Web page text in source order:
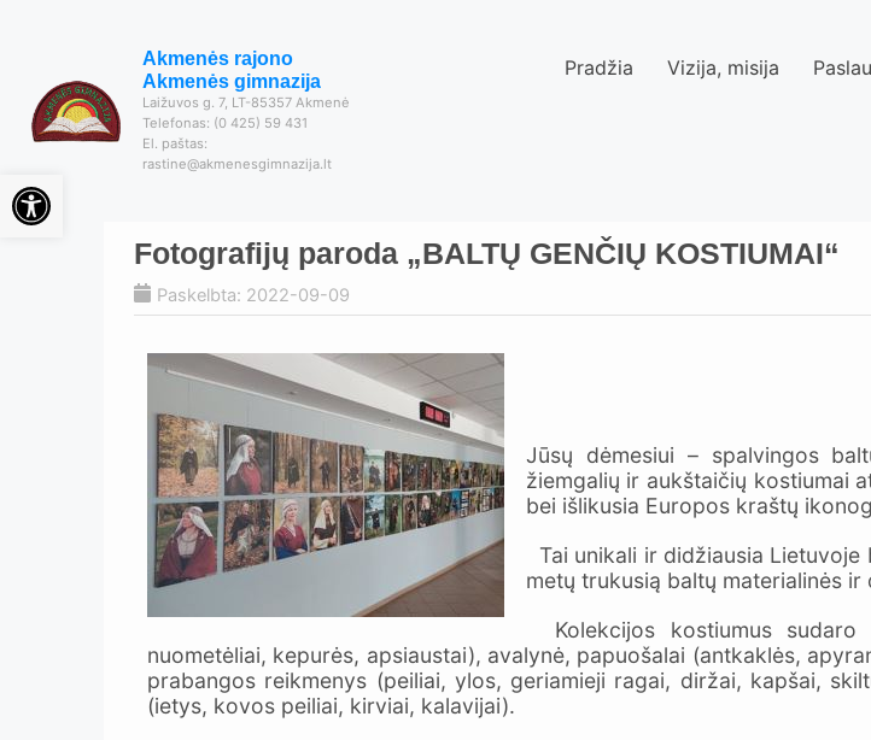
Akmenės rajono
Akmenės gimnazija
Laižuvos g. 7, LT-85357 Akmenė
Telefonas: (0 425) 59 431
El. paštas:
rastine@akmenesgimnazija.lt
Pradžia Vizija, misija
Fotografijų paroda „BALTŲ GENČIŲ KOSTIUMAI“
Paskelbta: 2022-09-09
Jūsų dėmesiui – spalvingos
žiemgalių ir aukštaičių kostiumai
bei išlikusia Europos kraštų
Tai unikali ir didžiausia
metų trukusią baltų materialinės
Kolekcijos kostiumus sudaro
nuometėliai, kepurės, apsiaustai), avalynė, papuošalai (antkaklės,
prabangos reikmenys (peiliai, ylos, geriamieji ragai, diržai, kapšai,
(ietys, kovos peiliai, kirviai, kalavijai).
Open toolbar